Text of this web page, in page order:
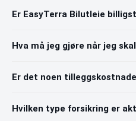
Er EasyTerra Bilutleie
Hva må jeg gjøre når jeg
Er det noen
Hvilken type forsikring er